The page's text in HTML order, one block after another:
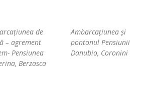
de
– agrement
Pensiunea
Berzasca
Ambarcațiunea și
pontonul Pensiunii
Danubio, Coronini